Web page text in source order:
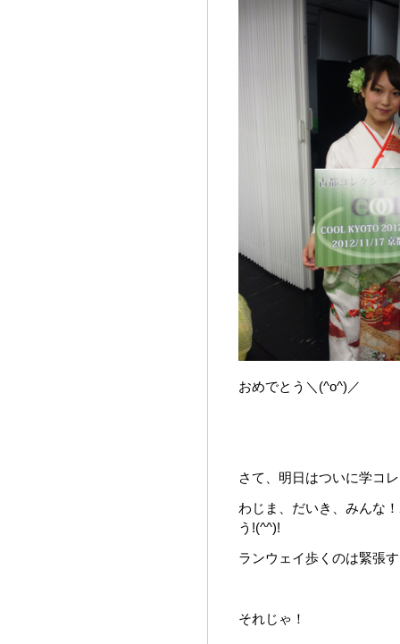
おめでとう＼(^o^)／
さて、明日はついに学コ
わじま、だいき、みんな
う!(^^)!
ランウェイ歩くのは緊張
それじゃ！